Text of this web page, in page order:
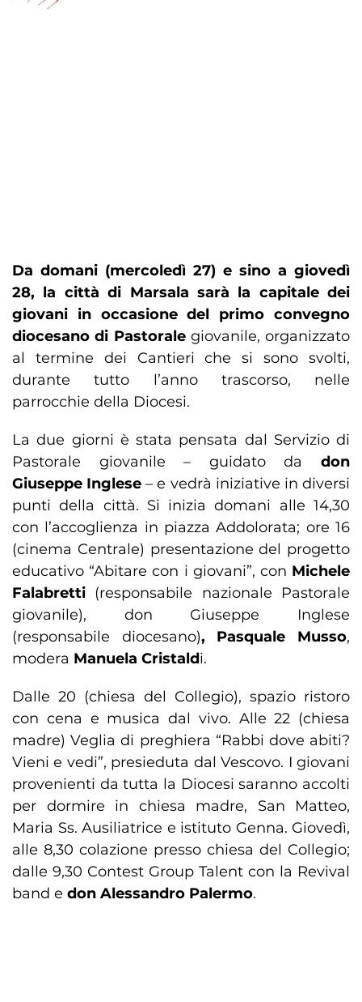
Da domani (mercoledì 27) e sino a giovedì
28, la città di Marsala sarà la capitale dei
giovani in occasione del primo convegno
diocesano di Pastoralegiovanile, organizzato
al termine dei Cantieri che si sono svolti,
durante tutto l’anno trascorso, nelle
parrocchie della Diocesi.
La due giorni è stata pensata dal Servizio di
Pastorale giovanile – guidato da don
Giuseppe Inglese – e vedrà iniziative in diversi
punti della città. Si inizia domani alle 14,30
con l’accoglienza in piazza Addolorata; ore 16
(cinema Centrale) presentazione del progetto
educativo “Abitare con i giovani”, con Michele
Falabretti (responsabile nazionale Pastorale
giovanile), don Giuseppe Inglese
(responsabile diocesano), Pasquale Musso,
modera Manuela Cristaldi.
Dalle 20 (chiesa del Collegio), spazio ristoro
con cena e musica dal vivo. Alle 22 (chiesa
madre) Veglia di preghiera “Rabbi dove abiti?
Vieni e vedi”, presieduta dal Vescovo. I giovani
provenienti da tutta la Diocesi saranno accolti
per dormire in chiesa madre, San Matteo,
Maria Ss. Ausiliatrice e istituto Genna. Giovedì,
alle 8,30 colazione presso chiesa del Collegio;
dalle 9,30 Contest Group Talent con la Revival
band e don Alessandro Palermo.